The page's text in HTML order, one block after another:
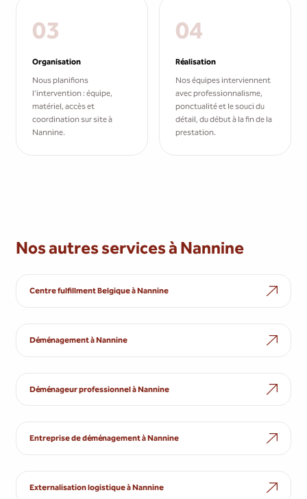
03
Organisation
Nous planifions
l'intervention : équipe,
matériel, accès et
coordination sur site à
Nannine.
04
Réalisation
Nos équipes interviennent
avec professionnalisme,
ponctualité et le souci du
détail, du début à la fin de la
prestation.
Nos autres services à Nannine
Centre fulfillment Belgique à Nannine
Déménagement à Nannine
Déménageur professionnel à Nannine
Entreprise de déménagement à Nannine
Externalisation logistique à Nannine